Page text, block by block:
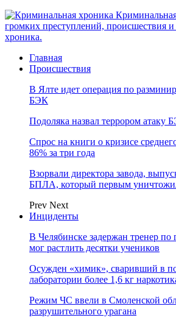
громких преступлений, происшествия
хроника.
Главная
Происшествия
В Ялте идет операция по
БЭК
Подоляка назвал террором
Спрос на книги о кризисе
86% за три года
Взорвали директора завода,
БПЛА, который первым
Prev Next
Инциденты
В Челябинске задержан тренер по
мог растлить десятки учеников
Осужден «химик», сваривший в
лаборатории более 1,6 кг
Режим ЧС ввели в Смоленской
разрушительного урагана